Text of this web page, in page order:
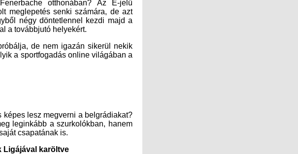
a továbbjutó helyekért.
de nem igazán sikerül nekik
a sportfogadás online világában a
lesz megverni a belgrádiakat?
leginkább a szurkolókban, hanem
csapatának is.
Ligájával karöltve